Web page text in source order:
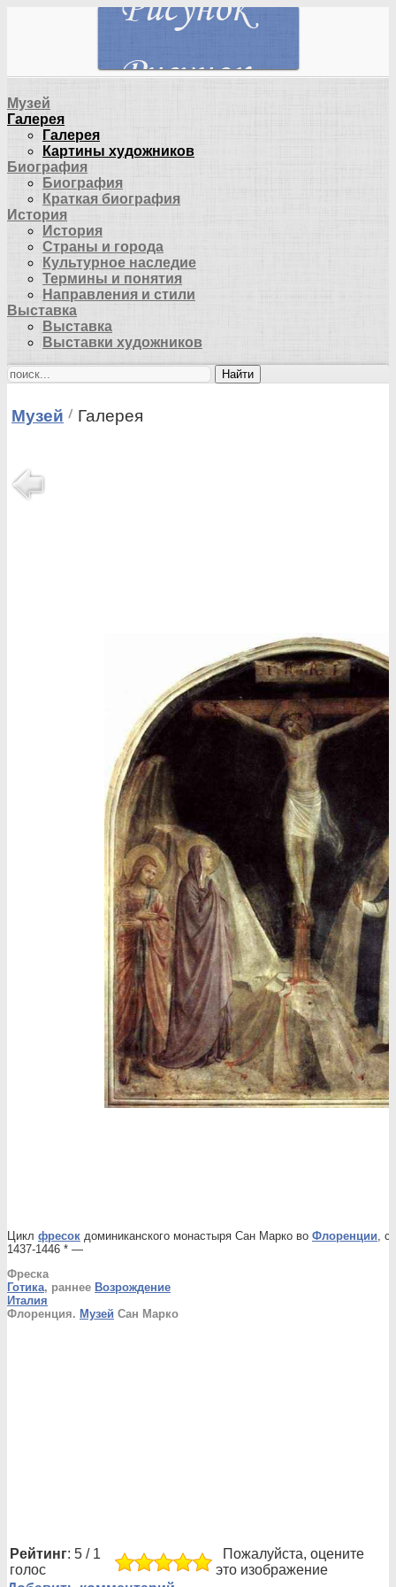
Музей
Галерея
Галерея
Картины художников
Биография
Биография
Краткая биография
История
История
Страны и города
Культурное наследие
Термины и понятия
Направления и стили
Выставка
Выставка
Выставки художников
Найти
Музей Галерея
Цикл фресок доминиканского монастыря Сан Марко во Флоренции,
1437-1446 * —
Фреска
Готика, раннее Возрождение
Италия
Флоренция. Музей Сан Марко
Рейтинг: 5 / 1
голос
Пожалуйста, оцените
это изображение